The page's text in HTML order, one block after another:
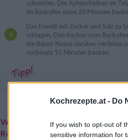
Kochrezepte.at - Do
If you wish to opt-out of
sensitive information for
schneiden. Die Apfelscheiben im
Im Backofen etwa 20 Minuten
Das Eiweiß mit Zucker und Salz zu
schlagen. Den Kuchen vom
die Baiser Nasse darüber verteilen
nochmals 15 Minuten backen.
Weitere interessante
Rezeptsammlungen